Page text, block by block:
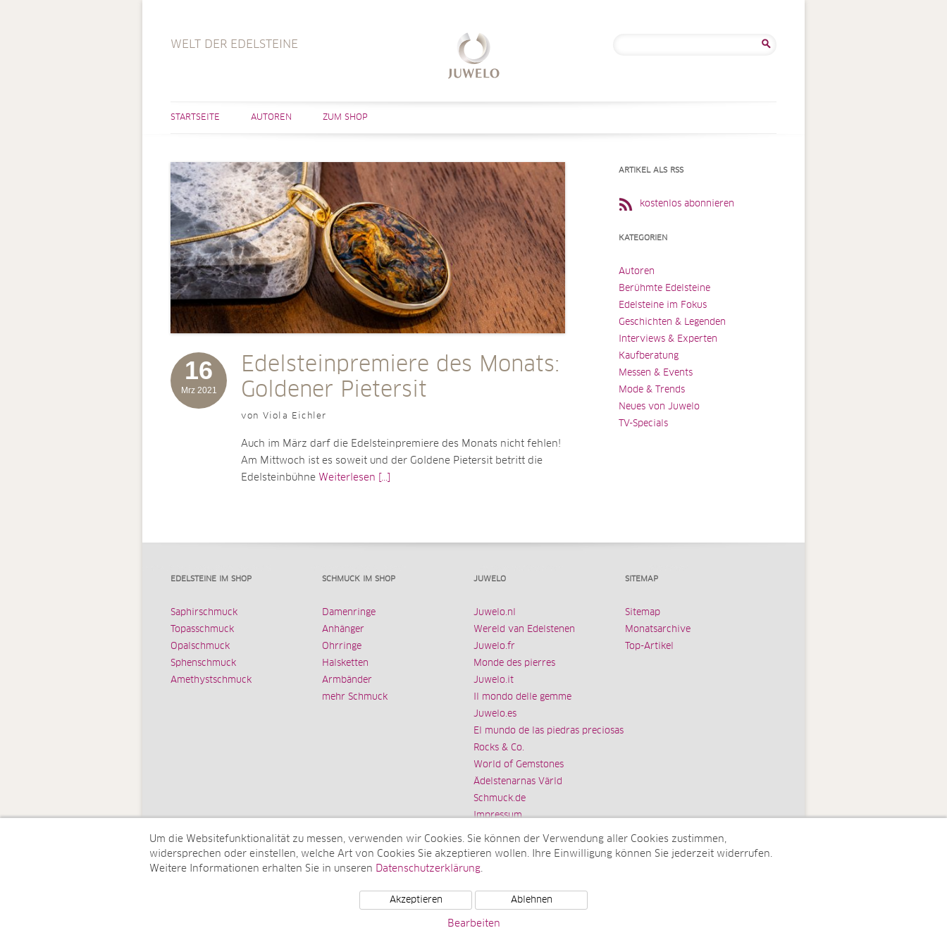
WELT DER EDELSTEINE
STARTSEITE AUTOREN ZUM SHOP
16
Mrz 2021
Edelsteinpremiere des Monats:
Goldener Pietersit
von Viola Eichler
Auch im März darf die Edelsteinpremiere des Monats nicht fehlen!
Am Mittwoch ist es soweit und der Goldene Pietersit betritt die
Edelsteinbühne Weiterlesen [...]
ARTIKEL ALS RSS
kostenlos abonnieren
KATEGORIEN
Autoren
Berühmte Edelsteine
Edelsteine im Fokus
Geschichten & Legenden
Interviews & Experten
Kaufberatung
Messen & Events
Mode & Trends
Neues von Juwelo
TV-Specials
EDELSTEINE IM SHOP
Saphirschmuck
Topasschmuck
Opalschmuck
Sphenschmuck
Amethystschmuck
SCHMUCK IM SHOP
Damenringe
Anhänger
Ohrringe
Halsketten
Armbänder
mehr Schmuck
JUWELO
Juwelo.nl
Wereld van Edelstenen
Juwelo.fr
Monde des pierres
Juwelo.it
Il mondo delle gemme
Juwelo.es
El mundo de las piedras preciosas
Rocks & Co.
World of Gemstones
Ädelstenarnas Värld
Schmuck.de
Impressum
SITEMAP
Sitemap
Monatsarchive
Top-Artikel
© Juwelo Deutschland GmbH (ein Tochterunternehmen der elumeo SE)
Um die Websitefunktionalität zu messen, verwenden wir Cookies. Sie können der Verwendung aller Cookies zustimmen,
widersprechen oder einstellen, welche Art von Cookies Sie akzeptieren wollen. Ihre Einwilligung können Sie jederzeit widerrufen.
Weitere Informationen erhalten Sie in unseren Datenschutzerklärung.
Akzeptieren Ablehnen
Bearbeiten